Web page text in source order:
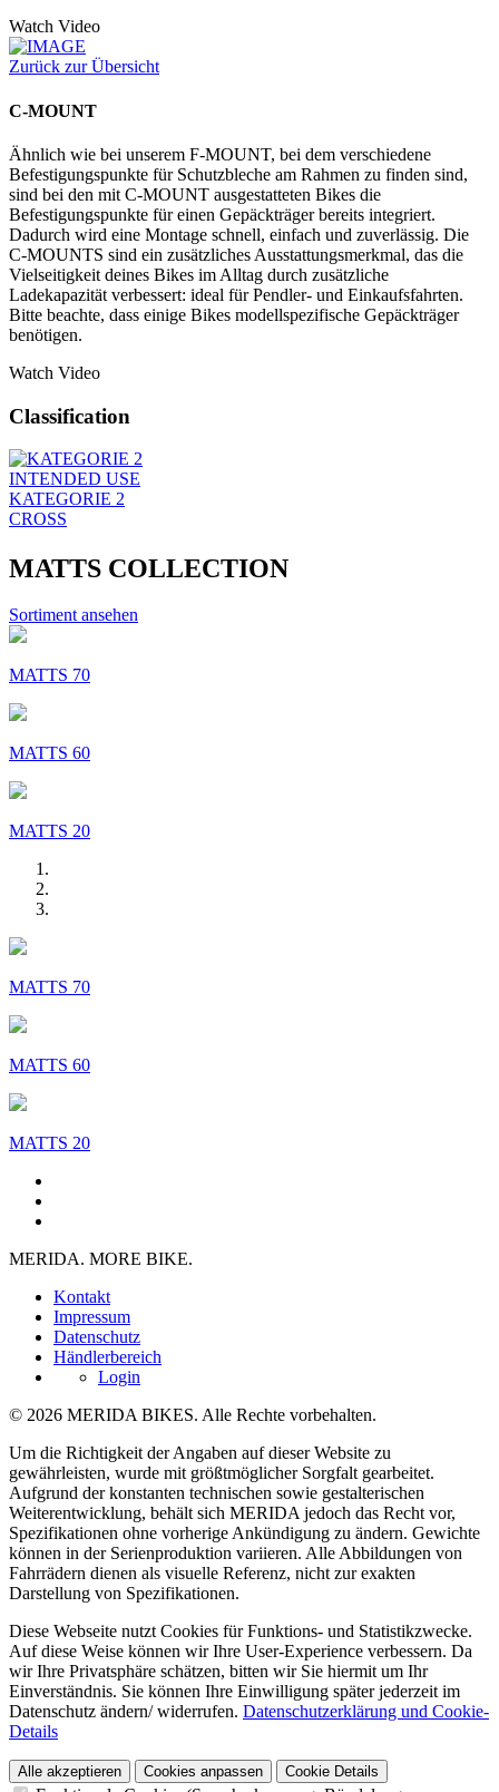
Watch Video
Zurück zur Übersicht
C-MOUNT
Ähnlich wie bei unserem F-MOUNT, bei dem verschiedene
Befestigungspunkte für Schutzbleche am Rahmen zu finden sind,
sind bei den mit C-MOUNT ausgestatteten Bikes die
Befestigungspunkte für einen Gepäckträger bereits integriert.
Dadurch wird eine Montage schnell, einfach und zuverlässig. Die
C-MOUNTS sind ein zusätzliches Ausstattungsmerkmal, das die
Vielseitigkeit deines Bikes im Alltag durch zusätzliche
Ladekapazität verbessert: ideal für Pendler- und Einkaufsfahrten.
Bitte beachte, dass einige Bikes modellspezifische Gepäckträger
benötigen.
Watch Video
Classification
INTENDED USE
KATEGORIE 2
CROSS
MATTS COLLECTION
Sortiment ansehen
MATTS 70
MATTS 60
MATTS 20
MATTS 70
MATTS 60
MATTS 20
MERIDA. MORE BIKE.
Kontakt
Impressum
Datenschutz
Händlerbereich
Login
© 2026 MERIDA BIKES. Alle Rechte vorbehalten.
Um die Richtigkeit der Angaben auf dieser Website zu
gewährleisten, wurde mit größtmöglicher Sorgfalt gearbeitet.
Aufgrund der konstanten technischen sowie gestalterischen
Weiterentwicklung, behält sich MERIDA jedoch das Recht vor,
Spezifikationen ohne vorherige Ankündigung zu ändern. Gewichte
können in der Serienproduktion variieren. Alle Abbildungen von
Fahrrädern dienen als visuelle Referenz, nicht zur exakten
Darstellung von Spezifikationen.
Diese Webseite nutzt Cookies für Funktions- und Statistikzwecke.
Auf diese Weise können wir Ihre User-Experience verbessern. Da
wir Ihre Privatsphäre schätzen, bitten wir Sie hiermit um Ihr
Einverständnis. Sie können Ihre Einwilligung später jederzeit im
Datenschutz ändern/ widerrufen. Datenschutzerklärung und Cookie-
Details
Alle akzeptieren Cookies anpassen Cookie Details